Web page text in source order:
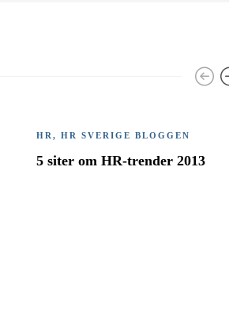
HR , HR SVERIGE BLOGGEN
5 siter om HR-trender 2013